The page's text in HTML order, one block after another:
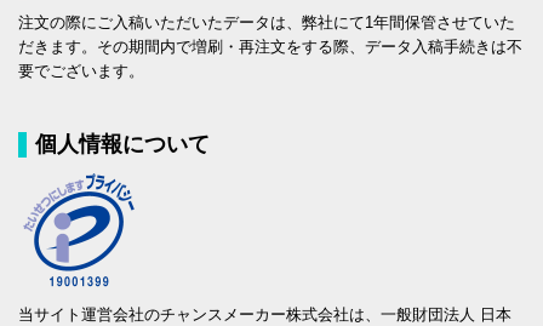
注文の際にご入稿いただいたデータは、弊社にて1年間保管させていた
だきます。その期間内で増刷・再注文をする際、データ入稿手続きは不
要でございます。
個人情報について
当サイト運営会社のチャンスメーカー株式会社は、一般財団法人 日本